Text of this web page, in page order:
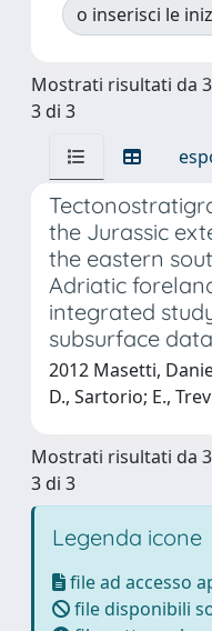
o inserisci le
Mostrati risultati da
3 di 3
the Jurassic
the eastern
Adriatic
integrated
subsurface data
2012 Masetti,
D., Sartorio; E.,
Mostrati risultati da
3 di 3
Legenda icone
file ad accesso
file disponibili